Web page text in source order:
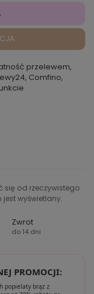
przelewem,
Comfino,
się od rzeczywistego
wyświetlany.
Zwrot
do 14 dni
PROMOCJI:
popielaty brąz z